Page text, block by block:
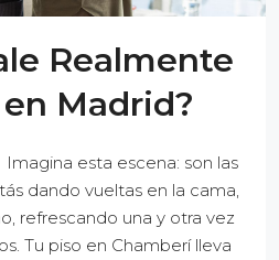
Realmente
Madrid?
esta escena: son las
dando vueltas en la cama,
refrescando una y otra vez
Tu piso en Chamberí lleva